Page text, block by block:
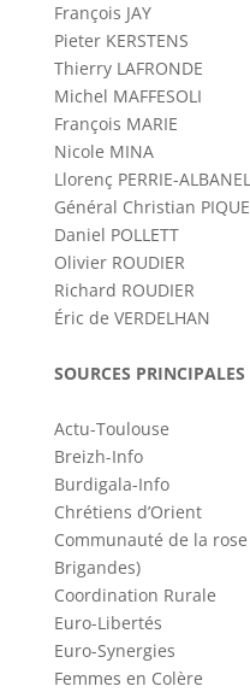
François JAY
Pieter KERSTENS
Thierry LAFRONDE
Michel MAFFESOLI
François MARIE
Nicole MINA
Llorenç PERRIE-
Général Christian
Daniel POLLETT
Olivier ROUDIER
Richard ROUDIER
Éric de VERDELHAN
SOURCES PRINCIPALES
Actu-Toulouse
Breizh-Info
Burdigala-Info
Chrétiens d’Orient
Communauté de la rose
Brigandes)
Coordination Rurale
Euro-Libertés
Euro-Synergies
Femmes en Colère